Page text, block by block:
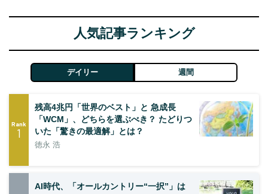
人気記事ランキング
デイリー 週間
Rank
1
残高4兆円「世界のベスト」と 急成長
「WCM」、どちらを選ぶべき？ たどりつ
いた「驚きの最適解」とは？
徳永 浩
AI時代、「オールカントリー“一択”」は